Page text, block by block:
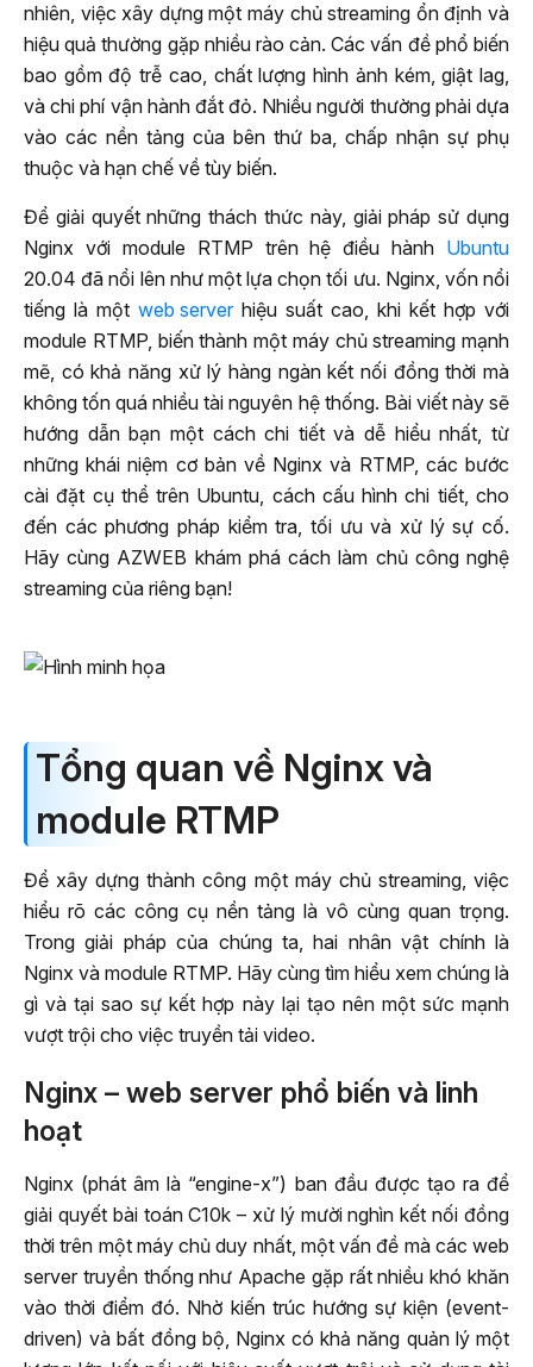
nhiên, việc xây dựng một máy chủ streaming ổn định và
hiệu quả thường gặp nhiều rào cản. Các vấn đề phổ biến
bao gồm độ trễ cao, chất lượng hình ảnh kém, giật lag,
và chi phí vận hành đắt đỏ. Nhiều người thường phải dựa
vào các nền tảng của bên thứ ba, chấp nhận sự phụ
thuộc và hạn chế về tùy biến.
Để giải quyết những thách thức này, giải pháp sử dụng
Nginx với module RTMP trên hệ điều hành Ubuntu
20.04 đã nổi lên như một lựa chọn tối ưu. Nginx, vốn nổi
tiếng là một web serverhiệu suất cao, khi kết hợp với
module RTMP, biến thành một máy chủ streaming mạnh
mẽ, có khả năng xử lý hàng ngàn kết nối đồng thời mà
không tốn quá nhiều tài nguyên hệ thống. Bài viết này sẽ
hướng dẫn bạn một cách chi tiết và dễ hiểu nhất, từ
những khái niệm cơ bản về Nginx và RTMP, các bước
cài đặt cụ thể trên Ubuntu, cách cấu hình chi tiết, cho
đến các phương pháp kiểm tra, tối ưu và xử lý sự cố.
Hãy cùng AZWEB khám phá cách làm chủ công nghệ
streaming của riêng bạn!
Tổng quan về Nginx và
module RTMP
Để xây dựng thành công một máy chủ streaming, việc
hiểu rõ các công cụ nền tảng là vô cùng quan trọng.
Trong giải pháp của chúng ta, hai nhân vật chính là
Nginx và module RTMP. Hãy cùng tìm hiểu xem chúng là
gì và tại sao sự kết hợp này lại tạo nên một sức mạnh
vượt trội cho việc truyền tải video.
Nginx – web server phổ biến và linh
hoạt
Nginx (phát âm là “engine-x”) ban đầu được tạo ra để
giải quyết bài toán C10k – xử lý mười nghìn kết nối đồng
thời trên một máy chủ duy nhất, một vấn đề mà các web
server truyền thống như Apache gặp rất nhiều khó khăn
vào thời điểm đó. Nhờ kiến trúc hướng sự kiện (event-
driven) và bất đồng bộ, Nginx có khả năng quản lý một